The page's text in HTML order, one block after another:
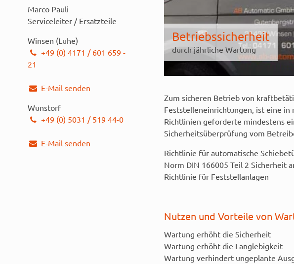
Marco Pauli
Serviceleiter / Ersatzteile
Winsen (Luhe)
+49 (0) 4171 / 601 659 -
21
E-Mail senden
Wunstorf
+49 (0) 5031 / 519 44-0
E-Mail senden
Betriebssicherheit
durch jährliche Wartung
Zum sicheren Betrieb von
Feststelleneinrichtungen, ist eine
Richtlinien geforderte mindestens
Sicherheitsüberprüfung vom
Richtlinie für automatische
Norm DIN 166005 Teil 2 Sicherheit
Richtlinie für Feststellanlagen
Nutzen und Vorteile von
Wartung erhöht die Sicherheit
Wartung erhöht die Langlebigkeit
Wartung verhindert ungeplante